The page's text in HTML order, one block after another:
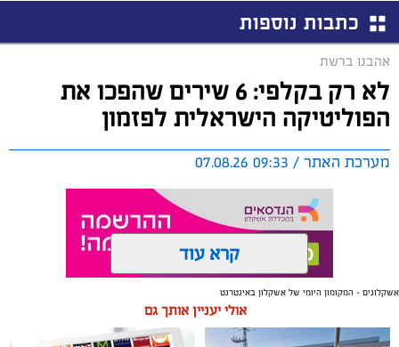
כתבות נוספות
אהבנו ברשת
לא רק בקלפי: 6 שירים שהפכו את
הפוליטיקה הישראלית לפזמון
מערכת האתר / 09:33 07.08.26
תגים:טקסט פוליטי, שירים פוליטיים
קרא עוד
אשקלונים - המקומון היומי של אשקלון באינטרנט
אולי יעניין אותך גם